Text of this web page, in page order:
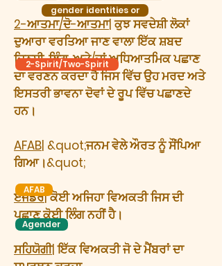
2-ਆਤਮਾ/ਦੋ-ਆਤਮਾ| ਕੁਝ ਸਵਦੇਸ਼ੀ ਲੋਕਾਂ
ਦੁਆਰਾ ਵਰਤਿਆ ਜਾਣ ਵਾਲਾ ਇੱਕ ਸ਼ਬਦ
ਜਿਨਸੀ, ਲਿੰਗ, ਅਤੇ/ਜਾਂ ਅਧਿਆਤਮਿਕ ਪਛਾਣ
ਦਾ ਵਰਣਨ ਕਰਦਾ ਹੈ ਜਿਸ ਵਿੱਚ ਉਹ ਮਰਦ ਅਤੇ
ਇਸਤਰੀ ਭਾਵਨਾ ਦੋਵਾਂ ਦੇ ਰੂਪ ਵਿੱਚ ਪਛਾਣਦੇ
ਹਨ।
AFAB| &quot;ਜਨਮ ਵੇਲੇ ਔਰਤ ਨੂੰ ਸੌਂਪਿਆ
ਗਿਆ।&quot;
ਏਜੰਡਰ| ਕੋਈ ਅਜਿਹਾ ਵਿਅਕਤੀ ਜਿਸ ਦੀ
ਪਛਾਣ ਕੋਈ ਲਿੰਗ ਨਹੀਂ ਹੈ।
ਸਹਿਯੋਗੀ| ਇੱਕ ਵਿਅਕਤੀ ਜੋ ਦੇ ਮੈਂਬਰਾਂ ਦਾ
gender identities or
2-Spirit/Two-Spirit
AFAB
Agender